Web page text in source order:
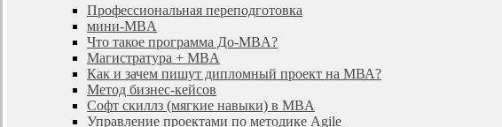
Профессиональная переподготовка
мини-MBA
Что такое программа До-MBA?
Магистратура + MBA
Как и зачем пишут дипломный проект на МВА?
Метод бизнес-кейсов
Софт скиллз (мягкие навыки) в MBA
Управление проектами по методике Agile